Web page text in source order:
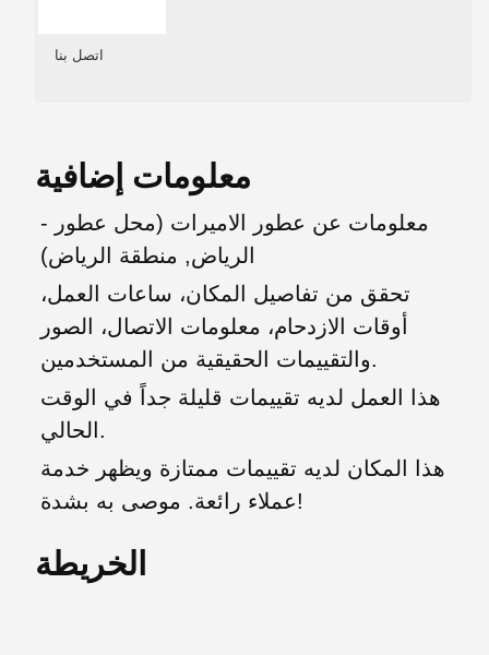
اتصل بنا
معلومات إضافية
معلومات عن عطور الاميرات (محل عطور -
الرياض, منطقة الرياض)
تحقق من تفاصيل المكان، ساعات العمل،
أوقات الازدحام، معلومات الاتصال، الصور
والتقييمات الحقيقية من المستخدمين.
هذا العمل لديه تقييمات قليلة جداً في الوقت
الحالي.
هذا المكان لديه تقييمات ممتازة ويظهر خدمة
عملاء رائعة. موصى به بشدة!
الخريطة